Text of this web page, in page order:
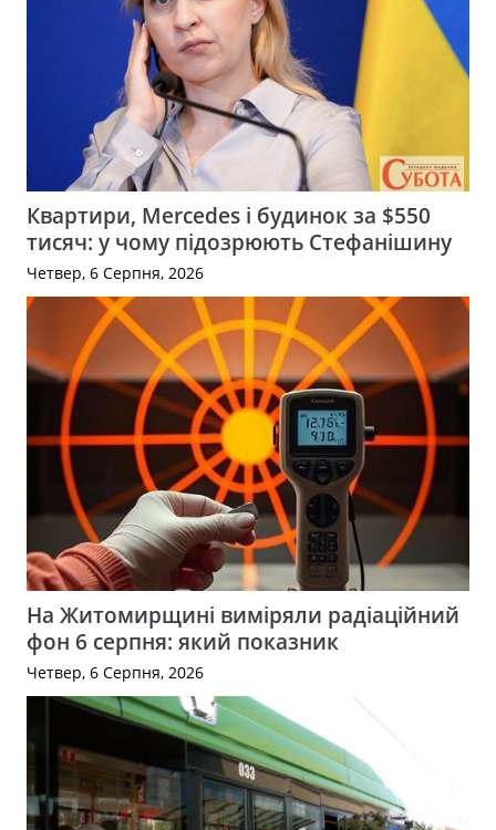
Квартири, Mercedes і будинок за $550
тисяч: у чому підозрюють Стефанішину
Четвер, 6 Серпня, 2026
На Житомирщині виміряли радіаційний
фон 6 серпня: який показник
Четвер, 6 Серпня, 2026